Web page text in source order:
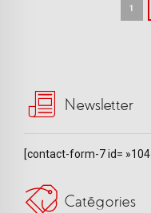
1
Newsletter
[contact-form-7 id=
Catégories